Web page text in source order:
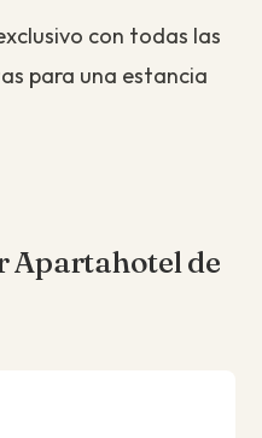
con todas las
para una estancia
Apartahotel de